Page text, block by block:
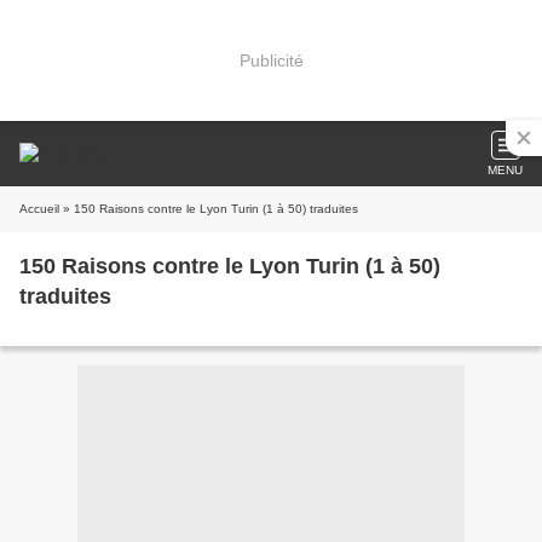
Publicité
MENU
Accueil » 150 Raisons contre le Lyon Turin (1 à 50) traduites
150 Raisons contre le Lyon Turin (1 à 50)
traduites